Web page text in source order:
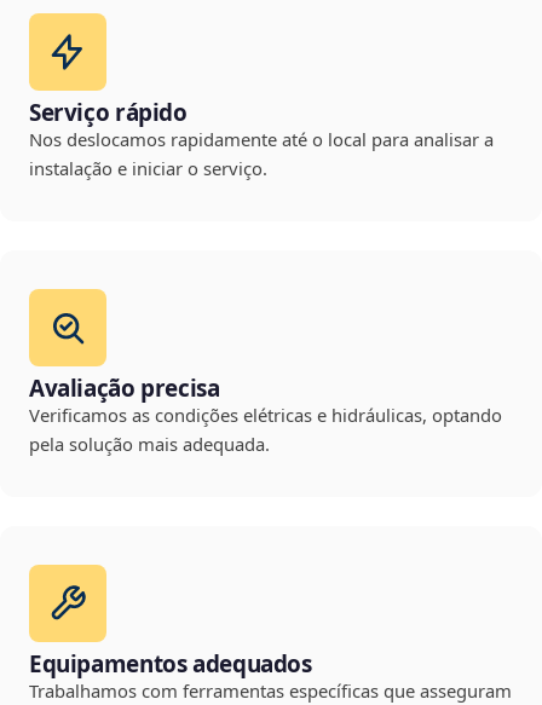
Serviço rápido
Nos deslocamos rapidamente até o local para analisar a
instalação e iniciar o serviço.
Avaliação precisa
Verificamos as condições elétricas e hidráulicas, optando
pela solução mais adequada.
Equipamentos adequados
Trabalhamos com ferramentas específicas que asseguram